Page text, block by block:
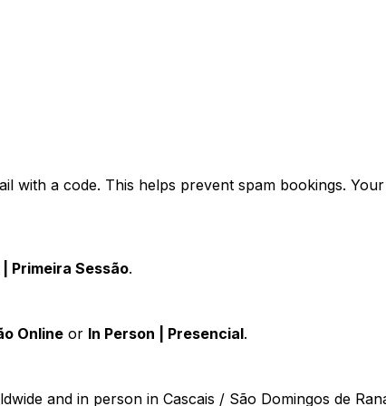
with a code. This helps prevent spam bookings.
Primeira Sessão.
Online or In Person | Presencial.
and in person in Cascais / São Domingos de